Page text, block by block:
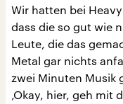
Wir hatten bei
dass die so gut wie
Leute, die das
Metal gar nichts
zwei Minuten Musik
‚Okay, hier, geh mit